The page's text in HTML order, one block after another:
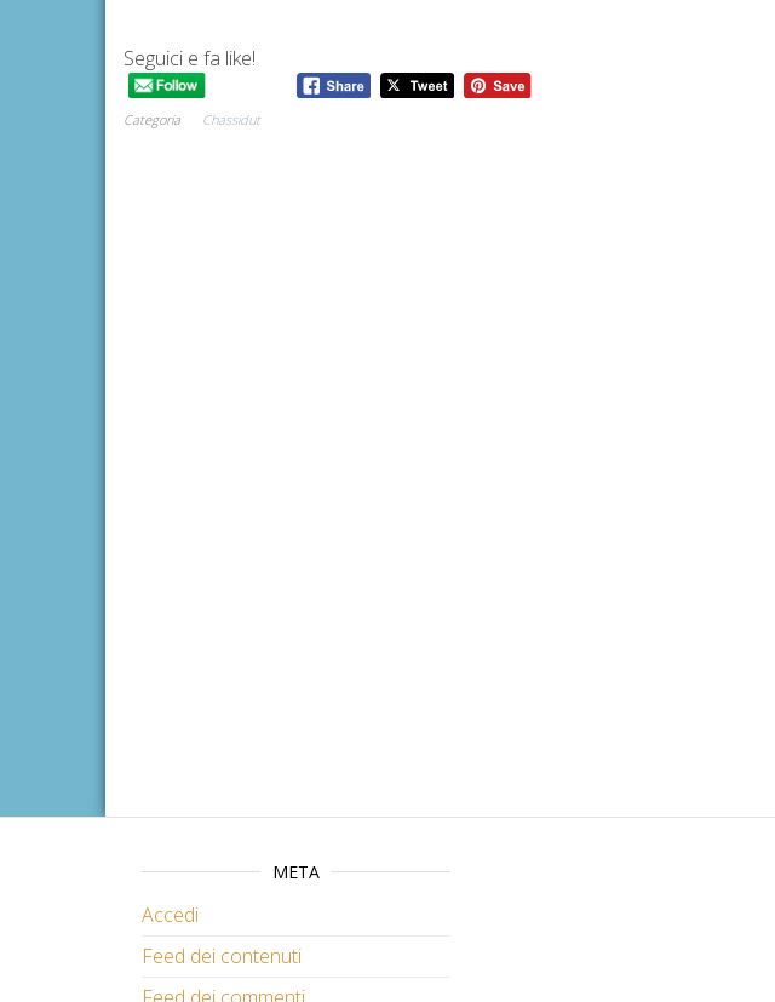
Seguici e fa like!
Categoria Chassidut
META
Accedi
Feed dei contenuti